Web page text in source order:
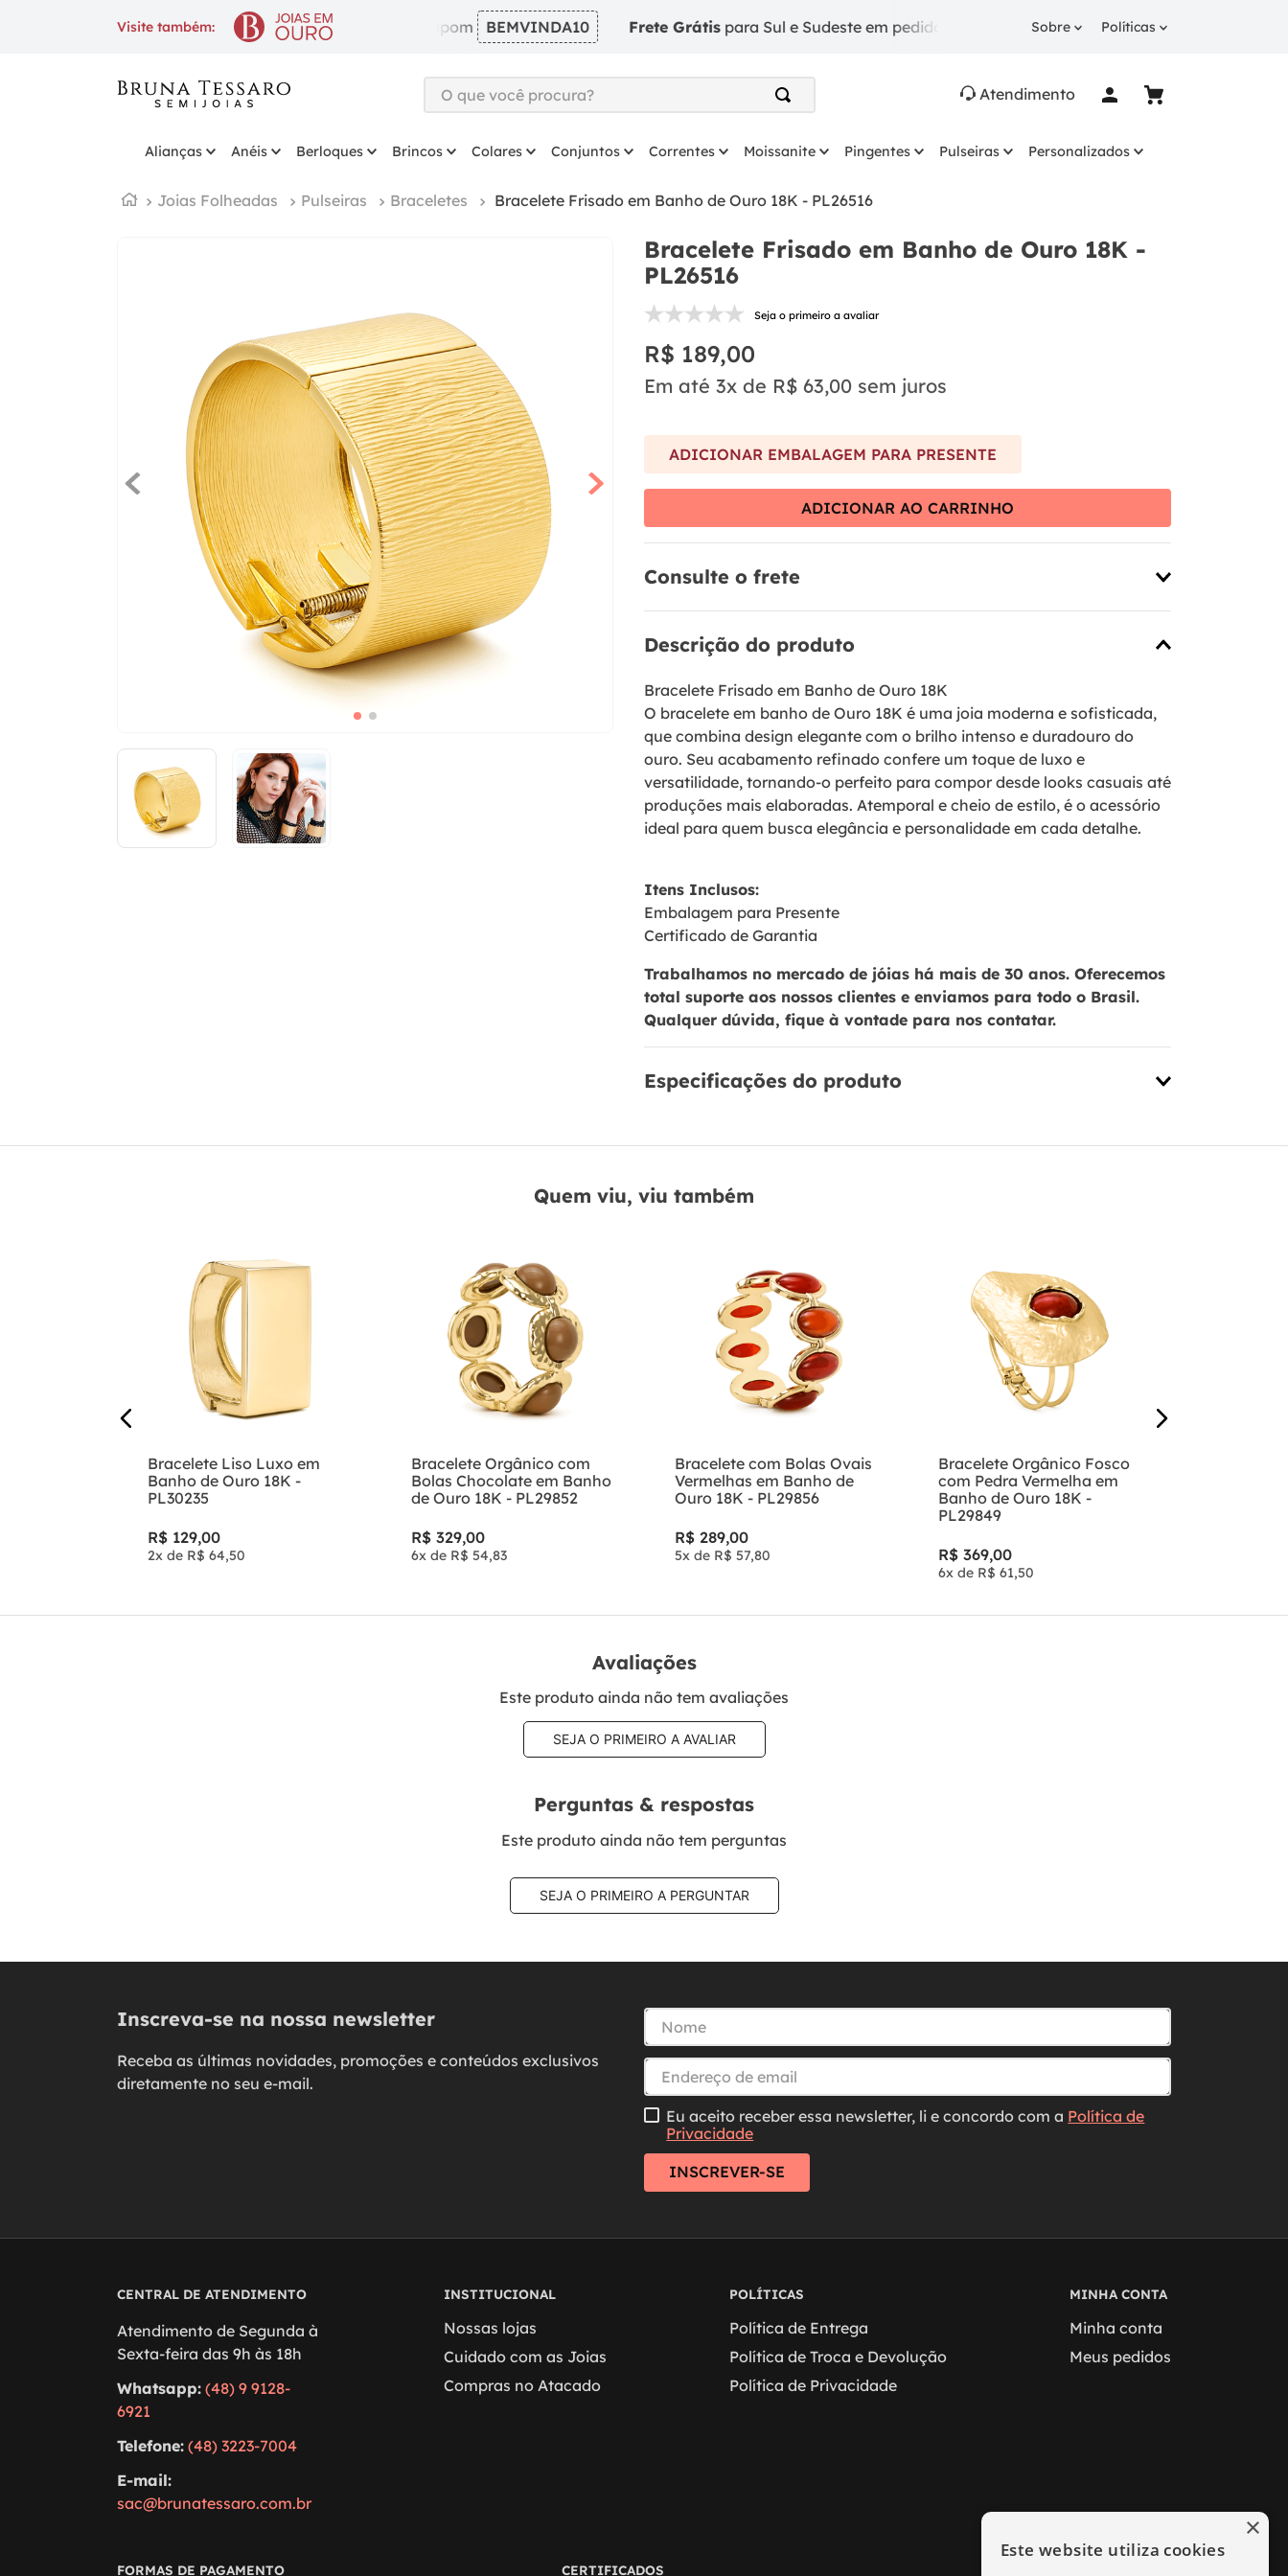
Visite também:
10% OFF na 1ª compra com cupom BEMVINDA10 Frete Grátis para Sul e Sudeste em pedidos a partir de R$ 249. 10% OFFna 1ª compra com
Sobre Políticas
O que você procura?
2º
solitário
6º
7º
prata
8º
brinco
9º
anel prata
10º aliança
Atendimento
Alianças Anéis Berloques Brincos Colares Conjuntos Correntes Moissanite Pingentes Pulseiras Personalizados
Joias Folheadas Pulseiras Braceletes Bracelete Frisado em Banho de Ouro 18K - PL26516
Bracelete Frisado em Banho de Ouro 18K -
PL26516
Seja o primeiro a avaliar
R$ 189,00
Em até 3x de R$ 63,00 sem juros
ADICIONAR EMBALAGEM PARA PRESENTE
ADICIONAR AO CARRINHO
Consulte o frete
Descrição do produto
Bracelete Frisado em Banho de Ouro 18K
O bracelete em banho de Ouro 18K é uma joia moderna e sofisticada,
que combina design elegante com o brilho intenso e duradouro do
ouro. Seu acabamento refinado confere um toque de luxo e
versatilidade, tornando-o perfeito para compor desde looks casuais até
produções mais elaboradas. Atemporal e cheio de estilo, é o acessório
ideal para quem busca elegância e personalidade em cada detalhe.
Itens Inclusos:
Embalagem para Presente
Certificado de Garantia
Trabalhamos no mercado de jóias há mais de 30 anos. Oferecemos
total suporte aos nossos clientes e enviamos para todo o Brasil.
Qualquer dúvida, fique à vontade para nos contatar.
Especificações do produto
Quem viu, viu também
Bracelete Liso Luxo em
Banho de Ouro 18K -
PL30235
R$ 129,00
2x de R$ 64,50
Bracelete Orgânico com
Bolas Chocolate em Banho
de Ouro 18K - PL29852
R$ 329,00
6x de R$ 54,83
Bracelete com Bolas Ovais
Vermelhas em Banho de
Ouro 18K - PL29856
R$ 289,00
5x de R$ 57,80
Bracelete Orgânico Fosco
com Pedra Vermelha em
Banho de Ouro 18K -
PL29849
R$ 369,00
6x de R$ 61,50
Avaliações
Este produto ainda não tem avaliações
SEJA O PRIMEIRO A AVALIAR
Perguntas & respostas
Este produto ainda não tem perguntas
SEJA O PRIMEIRO A PERGUNTAR
Inscreva-se na nossa newsletter
Receba as últimas novidades, promoções e conteúdos exclusivos
diretamente no seu e-mail.
Eu aceito receber essa newsletter, li e concordo com a Política de
Privacidade
INSCREVER-SE
CENTRAL DE ATENDIMENTO
Atendimento de Segunda à
Sexta-feira das 9h às 18h
Whatsapp: (48) 9 9128-
6921
Telefone: (48) 3223-7004
E-mail:
sac@brunatessaro.com.br
INSTITUCIONAL
Nossas lojas
Cuidado com as Joias
Compras no Atacado
POLÍTICAS
Política de Entrega
Política de Troca e Devolução
Política de Privacidade
MINHA CONTA
Minha conta
Meus pedidos
FORMAS DE PAGAMENTO CERTIFICADOS
Este website utiliza cookies
×